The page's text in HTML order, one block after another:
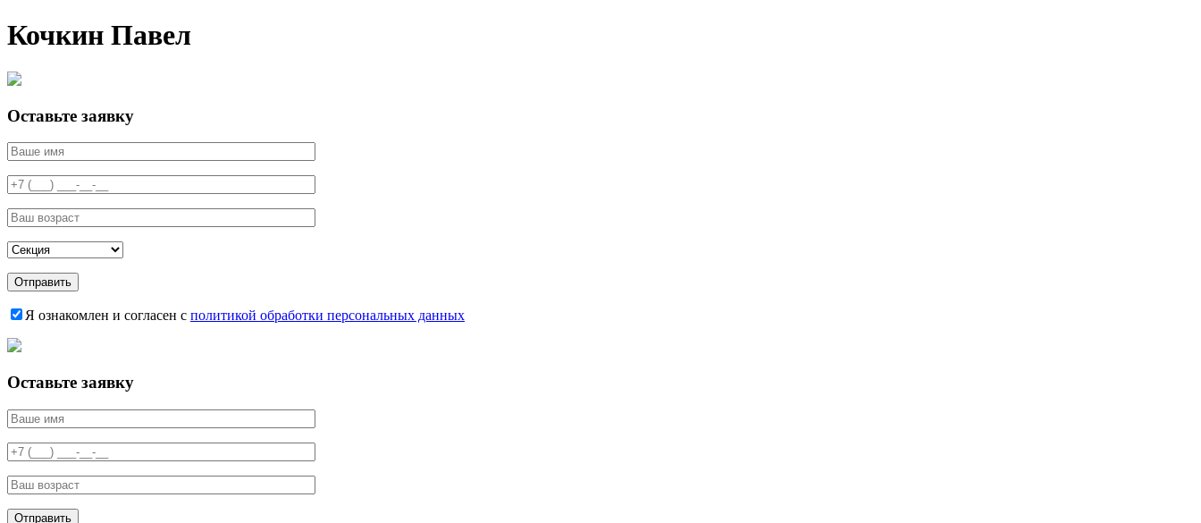
Кочкин Павел
Оставьте заявку
Я ознакомлен и согласен с политикой обработки персональных данных
Оставьте заявку